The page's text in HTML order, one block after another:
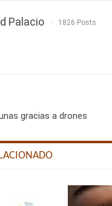
Palacio 1826 Posts
gracias a drones